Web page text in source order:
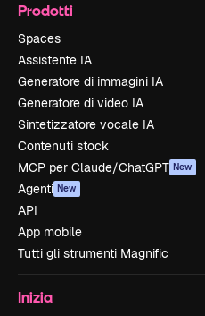
Prodotti
Spaces
Assistente IA
Generatore di immagini IA
Generatore di video IA
Sintetizzatore vocale IA
Contenuti stock
MCP per Claude/ChatGPT New
Agenti New
API
App mobile
Tutti gli strumenti Magnific
Inizia